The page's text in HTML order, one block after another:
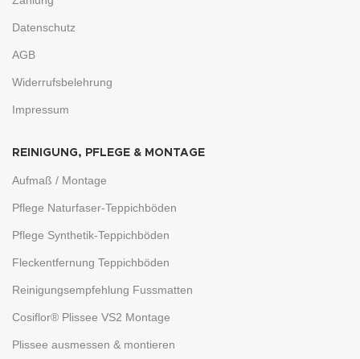
Datenschutz
AGB
Widerrufsbelehrung
Impressum
REINIGUNG, PFLEGE & MONTAGE
Aufmaß / Montage
Pflege Naturfaser-Teppichböden
Pflege Synthetik-Teppichböden
Fleckentfernung Teppichböden
Reinigungsempfehlung Fussmatten
Cosiflor® Plissee VS2 Montage
Plissee ausmessen & montieren